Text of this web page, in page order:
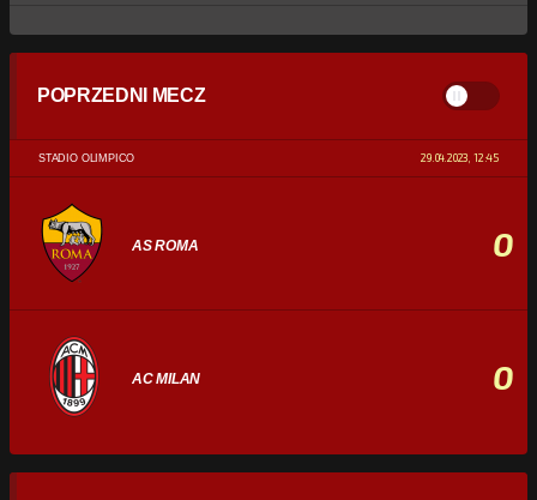
POPRZEDNI MECZ
STADIO OLIMPICO 29.04.2023, 12:45
AS ROMA 0
AC MILAN 0
STATYSTYKI